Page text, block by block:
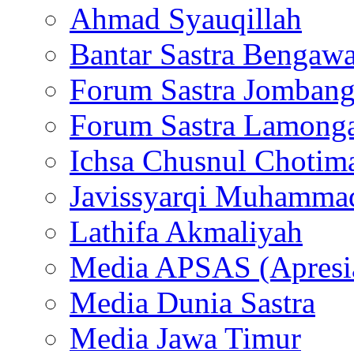
Ahmad Syauqillah
Bantar Sastra
Forum Sastra
Forum Sastra
Ichsa Chusnul
Javissyarqi
Lathifa Akmaliyah
Media APSAS
Media Dunia Sastra
Media Jawa Timur